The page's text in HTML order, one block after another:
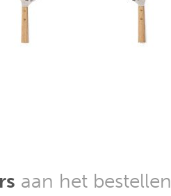
aan het bestellen